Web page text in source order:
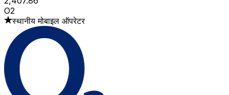
O2
स्थानीय मोबाइल ऑपरेटर